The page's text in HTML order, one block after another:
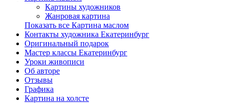
Картины художников
Жанровая картина
Показать все Картина маслом
Контакты художника Екатеринбург
Оригинальный подарок
Мастер классы Екатеринбург
Уроки живописи
Об авторе
Отзывы
Графика
Картина на холсте